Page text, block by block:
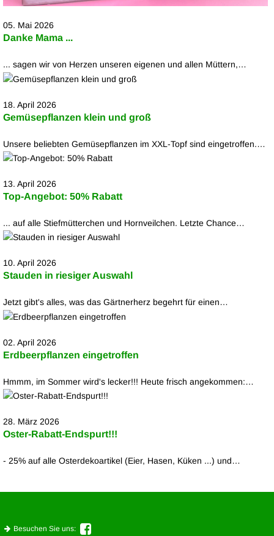
05. Mai 2026
Danke Mama ...
... sagen wir von Herzen unseren eigenen und allen Müttern,…
18. April 2026
Gemüsepflanzen klein und groß
Unsere beliebten Gemüsepflanzen im XXL-Topf sind eingetroffen.…
13. April 2026
Top-Angebot: 50% Rabatt
... auf alle Stiefmütterchen und Hornveilchen. Letzte Chance…
10. April 2026
Stauden in riesiger Auswahl
Jetzt gibt's alles, was das Gärtnerherz begehrt für einen…
02. April 2026
Erdbeerpflanzen eingetroffen
Hmmm, im Sommer wird's lecker!!! Heute frisch angekommen:…
28. März 2026
Oster-Rabatt-Endspurt!!!
- 25% auf alle Osterdekoartikel (Eier, Hasen, Küken ...) und…
Besuchen Sie uns: